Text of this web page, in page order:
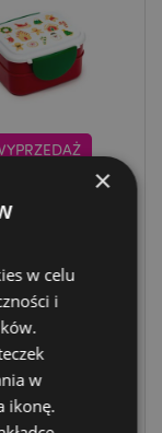
na lunch
Clip ze
Street
XLBOX113
w
×
w celu
i
w
ikonę.